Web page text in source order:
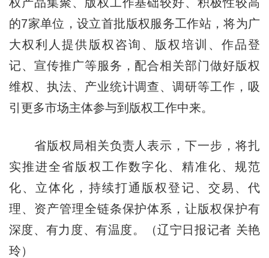
的7家单位，设立首批版权服务工作站，将为广
大权利人提供版权咨询、版权培训、作品登
记、宣传推广等服务，配合相关部门做好版权
维权、执法、产业统计调查、调研等工作，吸
引更多市场主体参与到版权工作中来。
省版权局相关负责人表示，下一步，将扎
实推进全省版权工作数字化、精准化、规范
化、立体化，持续打通版权登记、交易、代
理、资产管理全链条保护体系，让版权保护有
深度、有力度、有温度。（辽宁日报记者 关艳
玲）